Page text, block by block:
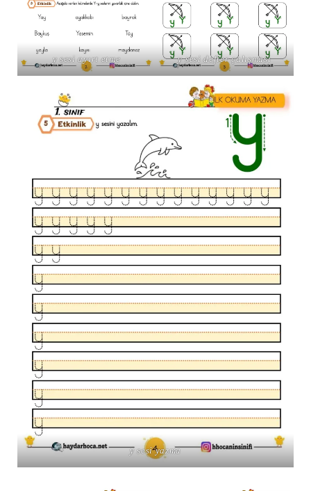
y sesi ayırt etme y sesi defter çalışması
y sesi yazma